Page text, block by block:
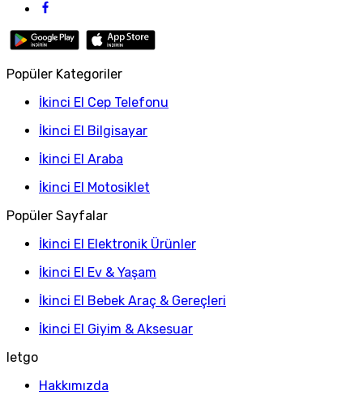
Popüler Kategoriler
İkinci El Cep Telefonu
İkinci El Bilgisayar
İkinci El Araba
İkinci El Motosiklet
Popüler Sayfalar
İkinci El Elektronik Ürünler
İkinci El Ev & Yaşam
İkinci El Bebek Araç & Gereçleri
İkinci El Giyim & Aksesuar
letgo
Hakkımızda